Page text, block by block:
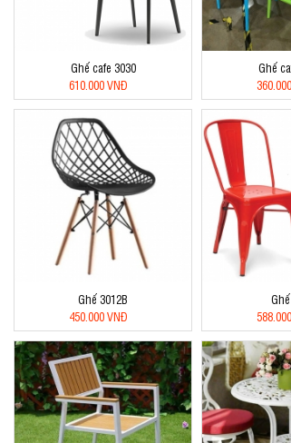
Ghế cafe 3030
610.000 VNĐ
Ghế
Ghế 3012B
450.000 VNĐ